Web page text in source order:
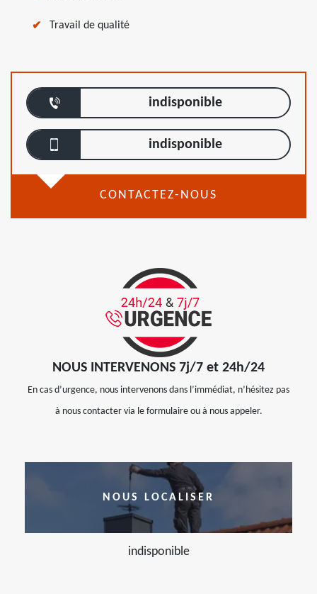
Travail de qualité
indisponible
indisponible
CONTACTEZ-NOUS
NOUS INTERVENONS 7j/7 et 24h/24
En cas d’urgence, nous intervenons dans l’immédiat, n’hésitez pas
à nous contacter via le formulaire ou à nous appeler.
NOUS LOCALISER
indisponible